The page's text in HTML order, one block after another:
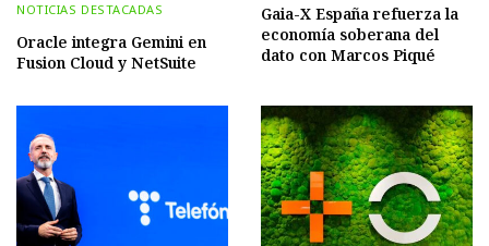
NOTICIAS DESTACADAS
Oracle integra Gemini en
Fusion Cloud y NetSuite
Gaia-X España refuerza la
economía soberana del
dato con Marcos Piqué